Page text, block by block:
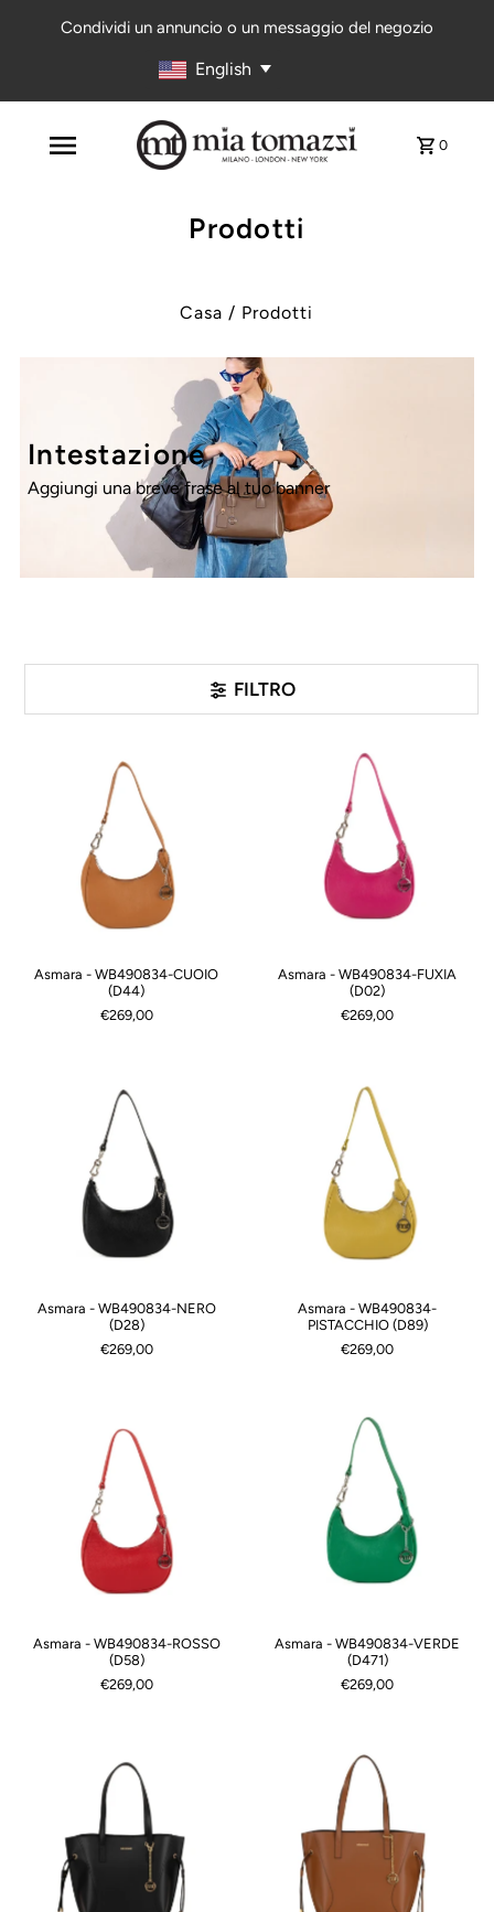
Condividi un annuncio o un messaggio del negozio
English
0
Prodotti
Casa / Prodotti
Intestazione
Aggiungi una breve frase al tuo banner
FILTRO
Asmara - WB490834-CUOIO
(D44)
€269,00
Asmara - WB490834-FUXIA
(D02)
€269,00
Asmara - WB490834-NERO
(D28)
€269,00
Asmara - WB490834-
PISTACCHIO (D89)
€269,00
Asmara - WB490834-ROSSO
(D58)
€269,00
Asmara - WB490834-VERDE
(D471)
€269,00